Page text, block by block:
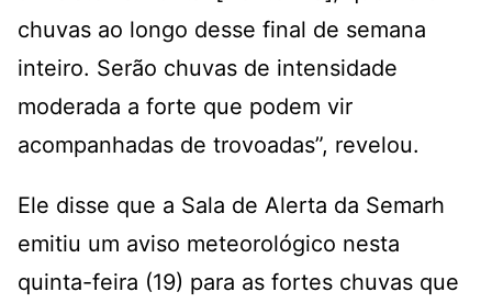
chuvas ao longo desse final de semana
inteiro. Serão chuvas de intensidade
moderada a forte que podem vir
acompanhadas de trovoadas”, revelou.
Ele disse que a Sala de Alerta da Semarh
emitiu um aviso meteorológico nesta
quinta-feira (19) para as fortes chuvas que